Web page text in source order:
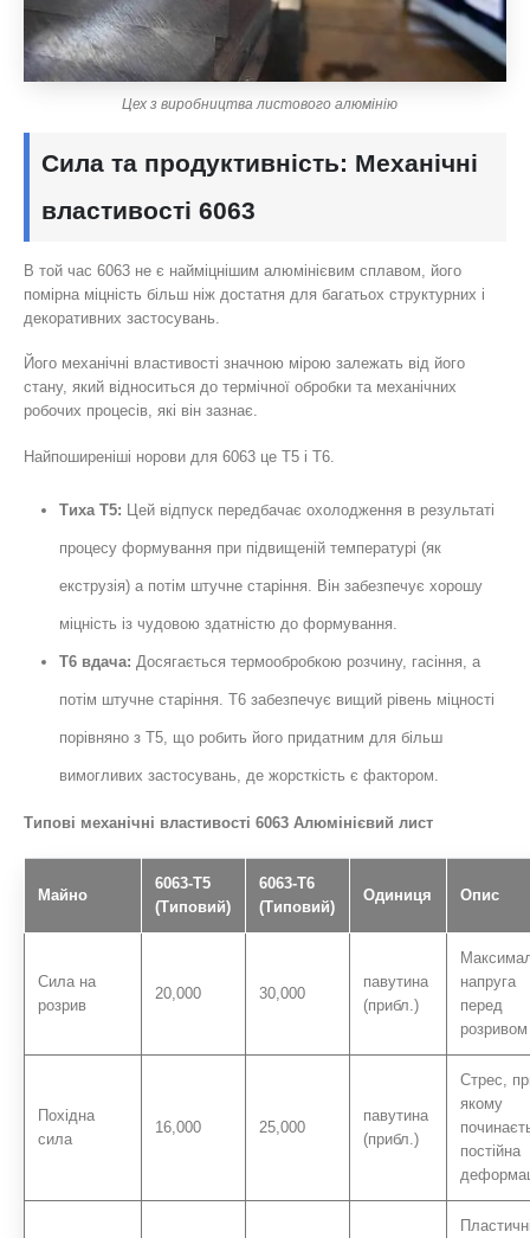
Цех з виробництва листового алюмінію
Сила та продуктивність: Механічні
властивості 6063
В той час 6063 не є найміцнішим алюмінієвим сплавом, його
помірна міцність більш ніж достатня для багатьох структурних і
декоративних застосувань.
Його механічні властивості значною мірою залежать від його
стану, який відноситься до термічної обробки та механічних
робочих процесів, які він зазнає.
Найпоширеніші норови для 6063 це Т5 і Т6.
Тиха Т5: Цей відпуск передбачає охолодження в результаті
процесу формування при підвищеній температурі (як
екструзія) а потім штучне старіння. Він забезпечує хорошу
міцність із чудовою здатністю до формування.
T6 вдача: Досягається термообробкою розчину, гасіння, а
потім штучне старіння. Т6 забезпечує вищий рівень міцності
порівняно з Т5, що робить його придатним для більш
вимогливих застосувань, де жорсткість є фактором.
Типові механічні властивості 6063 Алюмінієвий лист
Майно
6063-T5
(Типовий)
6063-T6
(Типовий)
Одиниця Опис
Сила на
розрив
20,000 30,000
павутина
(прибл.)
напруга
перед
розривом
Похідна
сила
16,000 25,000
павутина
(прибл.)
Стрес,
якому
постійна